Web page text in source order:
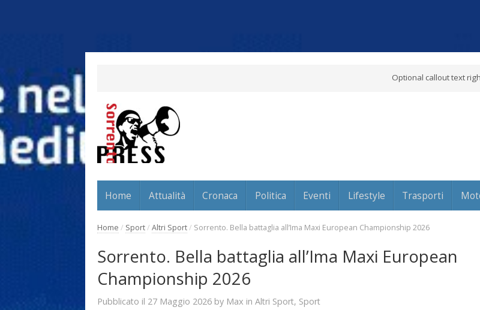
Optional callout text
Home Attualità Cronaca Politica Eventi Lifestyle Trasporti
Home / Sport/ Altri Sport/ Sorrento. Bella battaglia all’Ima Maxi European Championship 2026
Sorrento. Bella battaglia all’Ima Maxi European
Championship 2026
Pubblicato il 27 Maggio 2026 by Max in Altri Sport, Sport